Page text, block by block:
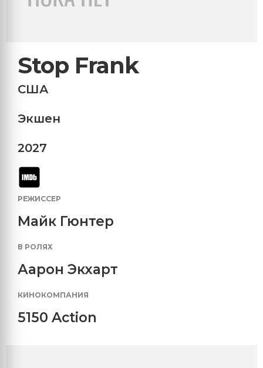
Stop Frank
США
Экшен
2027
РЕЖИССЕР
Майк Гюнтер
В РОЛЯХ
Аарон Экхарт
КИНОКОМПАНИЯ
5150 Action